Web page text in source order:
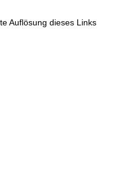
Auflösung dieses Links